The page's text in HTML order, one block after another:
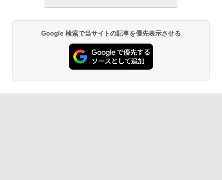
Google 検索で当サイトの記事を優先表示させる